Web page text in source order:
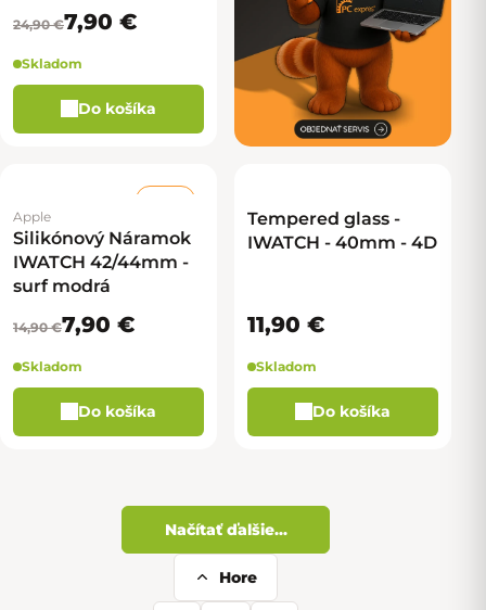
24,90 €7,90 €
Skladom
Do košíka
Apple
Silikónový Náramok
IWATCH 42/44mm -
surf modrá
14,90 €7,90 €
Skladom
Do košíka
Tempered glass -
IWATCH - 40mm - 4D
11,90 €
Skladom
Do košíka
Načítať ďalšie...
Hore